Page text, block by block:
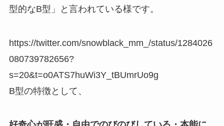
型的なB型」と言われている様です。
https://twitter.com/snowblack_mm_/status/1284026
080739782656?
s=20&t=o0ATS7huWi3Y_tBUmrUo9g
B型の特徴として、